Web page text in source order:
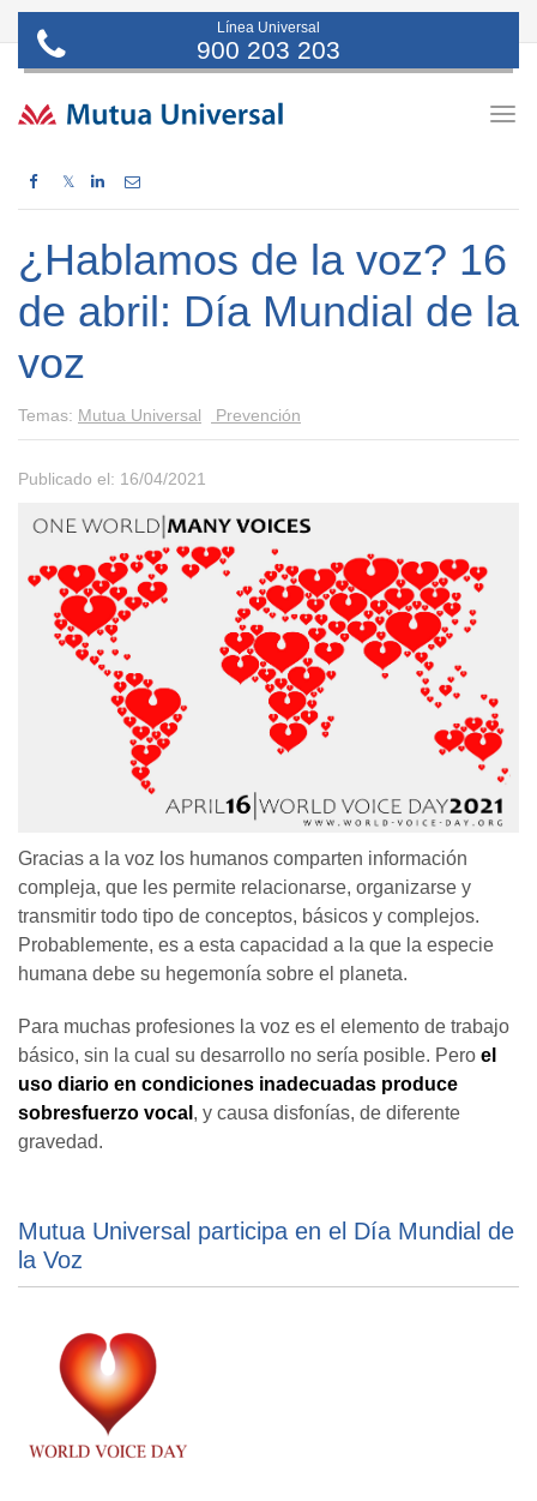
Línea Universal
900 203 203
𝕏
¿Hablamos de la voz? 16
de abril: Día Mundial de la
voz
Temas: Mutua Universal Prevención
Publicado el: 16/04/2021
Gracias a la voz los humanos comparten información
compleja, que les permite relacionarse, organizarse y
transmitir todo tipo de conceptos, básicos y complejos.
Probablemente, es a esta capacidad a la que la especie
humana debe su hegemonía sobre el planeta.
Para muchas profesiones la voz es el elemento de trabajo
básico, sin la cual su desarrollo no sería posible. Pero el
uso diario en condiciones inadecuadas produce
sobresfuerzo vocal , y causa disfonías, de diferente
gravedad.
Mutua Universal participa en el Día Mundial de
la Voz